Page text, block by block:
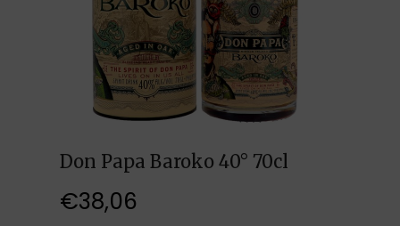
Don Papa Baroko 40° 70cl
€38,06